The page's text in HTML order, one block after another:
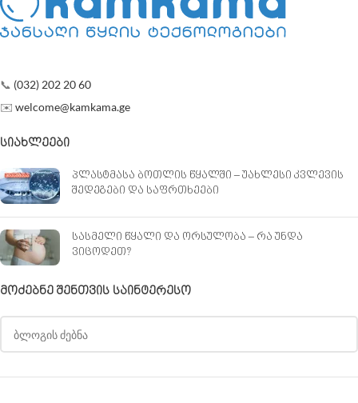
📞 (032) 202 20 60
✉️ welcome@kamkama.ge
ᲡᲘᲐᲮᲚᲔᲔᲑᲘ
პლასტმასა ბოთლის წყალში – უახლესი კვლევის
შედეგები და საფრთხეები
სასმელი წყალი და ორსულობა – რა უნდა
ვიცოდეთ?
ᲛᲝᲫᲔᲑᲜᲔ ᲨᲔᲜᲗᲕᲘᲡ ᲡᲐᲘᲜᲢᲔᲠᲔᲡᲝ